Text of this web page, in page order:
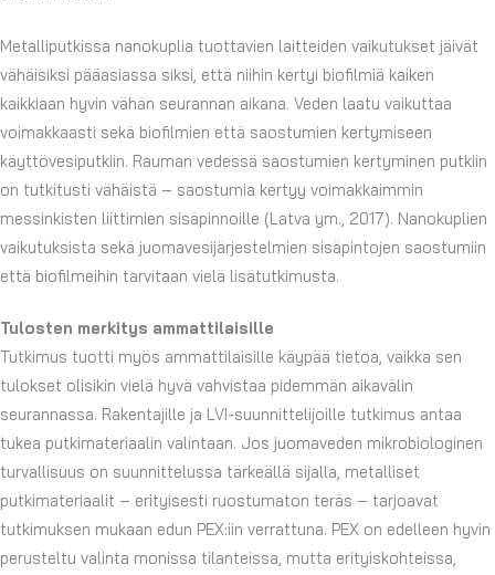
Metalliputkissa nanokuplia tuottavien laitteiden vaikutukset jäivät
vähäisiksi pääasiassa siksi, että niihin kertyi biofilmiä kaiken
kaikkiaan hyvin vähän seurannan aikana. Veden laatu vaikuttaa
voimakkaasti sekä biofilmien että saostumien kertymiseen
käyttövesiputkiin. Rauman vedessä saostumien kertyminen putkiin
on tutkitusti vähäistä – saostumia kertyy voimakkaimmin
messinkisten liittimien sisäpinnoille (Latva ym., 2017). Nanokuplien
vaikutuksista sekä juomavesijärjestelmien sisäpintojen saostumiin
että biofilmeihin tarvitaan vielä lisätutkimusta.
Tulosten merkitys ammattilaisille
Tutkimus tuotti myös ammattilaisille käypää tietoa, vaikka sen
tulokset olisikin vielä hyvä vahvistaa pidemmän aikavälin
seurannassa. Rakentajille ja LVI-suunnittelijoille tutkimus antaa
tukea putkimateriaalin valintaan. Jos juomaveden mikrobiologinen
turvallisuus on suunnittelussa tärkeällä sijalla, metalliset
putkimateriaalit – erityisesti ruostumaton teräs – tarjoavat
tutkimuksen mukaan edun PEX:iin verrattuna. PEX on edelleen hyvin
perusteltu valinta monissa tilanteissa, mutta erityiskohteissa,